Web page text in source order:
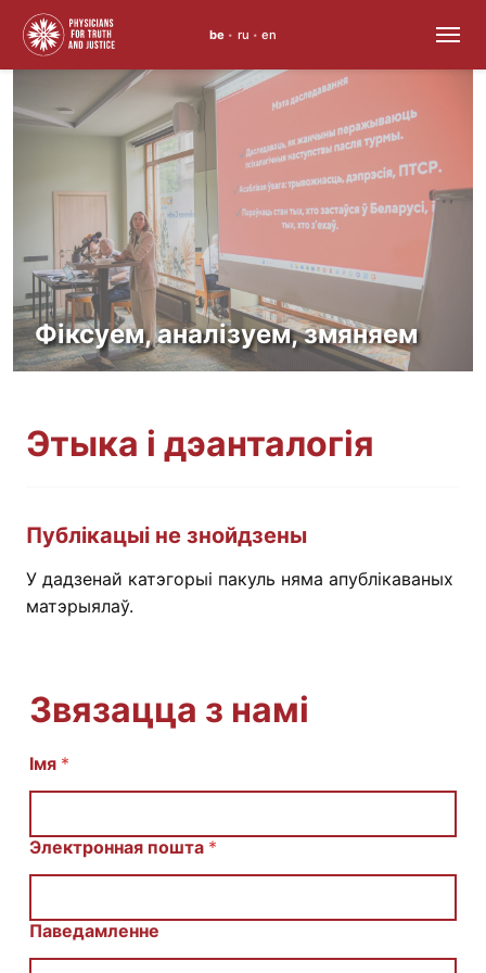
да
змесціва
be • ru • en
Фіксуем, аналізуем, змяняем
Этыка і дэанталогія
Публікацыі не знойдзены
У дадзенай катэгорыі пакуль няма апублікаваных
матэрыялаў.
Звязацца з намі
E
l
б
Імя *
Электронная пошта *
Паведамленне